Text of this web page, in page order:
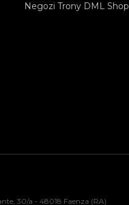
Negozi Trony DML Shop
30/a - 48018 Faenza (RA)